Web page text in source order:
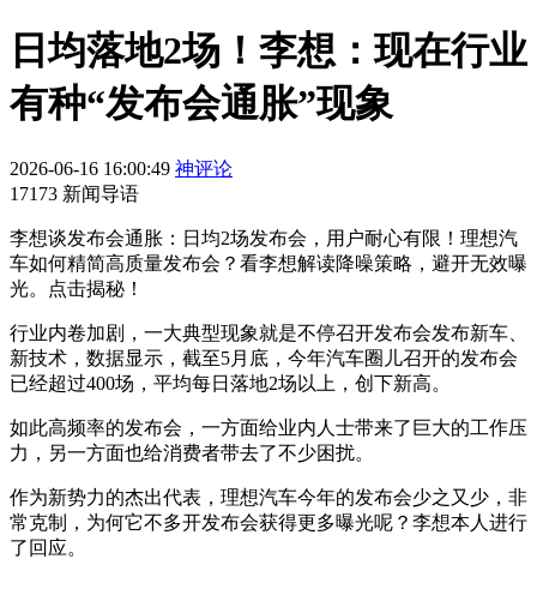
日均落地2场！李想：现在行业
有种“发布会通胀”现象
2026-06-16 16:00:49 神评论
17173 新闻导语
李想谈发布会通胀：日均2场发布会，用户耐心有限！理想汽
车如何精简高质量发布会？看李想解读降噪策略，避开无效曝
光。点击揭秘！
行业内卷加剧，一大典型现象就是不停召开发布会发布新车、
新技术，数据显示，截至5月底，今年汽车圈儿召开的发布会
已经超过400场，平均每日落地2场以上，创下新高。
如此高频率的发布会，一方面给业内人士带来了巨大的工作压
力，另一方面也给消费者带去了不少困扰。
作为新势力的杰出代表，理想汽车今年的发布会少之又少，非
常克制，为何它不多开发布会获得更多曝光呢？李想本人进行
了回应。